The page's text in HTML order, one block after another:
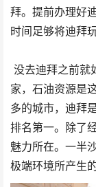
拜。提前办理好
时间足够将迪拜玩
没去迪拜之前就
家，石油资源是
多的城市，迪拜
排名第一。除了
魅力所在。一半
极端环境所产生